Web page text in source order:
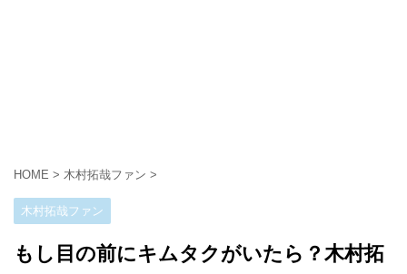
HOME > 木村拓哉ファン >
木村拓哉ファン
もし目の前にキムタクがいたら？木村拓